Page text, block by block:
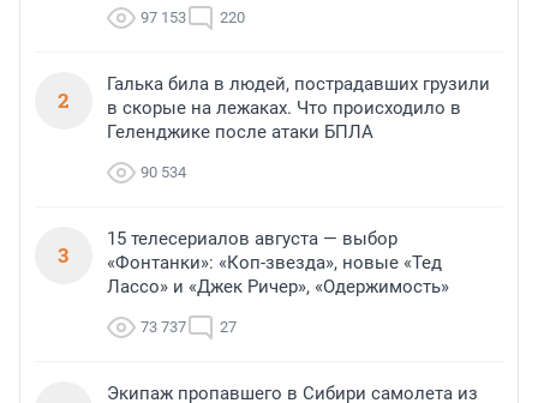
97 153 220
2
Галька била в людей, пострадавших грузили
в скорые на лежаках. Что происходило в
Геленджике после атаки БПЛА
90 534
3
15 телесериалов августа — выбор
«Фонтанки»: «Коп-звезда», новые «Тед
Лассо» и «Джек Ричер», «Одержимость»
73 737 27
Экипаж пропавшего в Сибири самолета из